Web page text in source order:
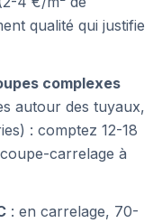
qualité qui justifie
complexes
autour des tuyaux,
: comptez 12-18
carrelage à
: en carrelage, 70-